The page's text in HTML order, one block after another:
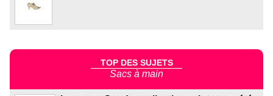
TOP DES SUJETS
Sacs à main